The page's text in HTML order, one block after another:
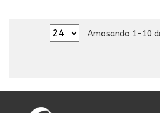
Amosando 1-10